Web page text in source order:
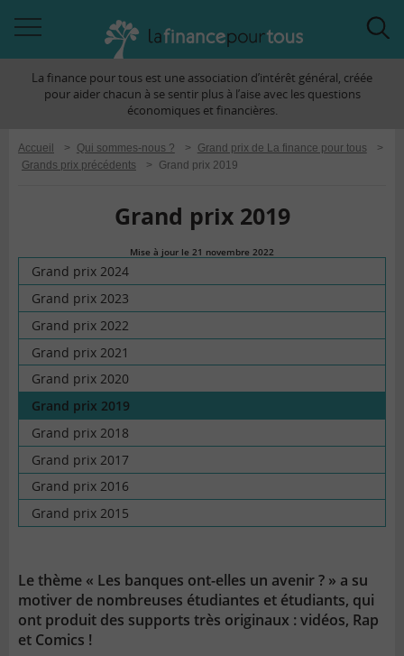
àLa finance pour tous est une association d’intérêt général, créée
pour aider chacun à se sentir plus à l’aise avec les questions
économiques et financières.
Accueil > Qui sommes-nous ? > Grand prix de La finance pour tous
>
Grands prix précédents
> Grand prix 2019
Grand prix 2019
Mise à jour le 21 novembre 2022
finance
pour
tous
Grand prix 2024
Grand prix 2023
Grand prix 2022
Grand prix 2021
Grand prix 2020
Grand prix 2019
Grand prix 2018
Grand prix 2017
Grand prix 2016
Grand prix 2015
Le thème « Les banques ont-elles un avenir ? » a su
motiver de nombreuses étudiantes et étudiants, qui
ont produit des supports très originaux : vidéos, Rap
et Comics !